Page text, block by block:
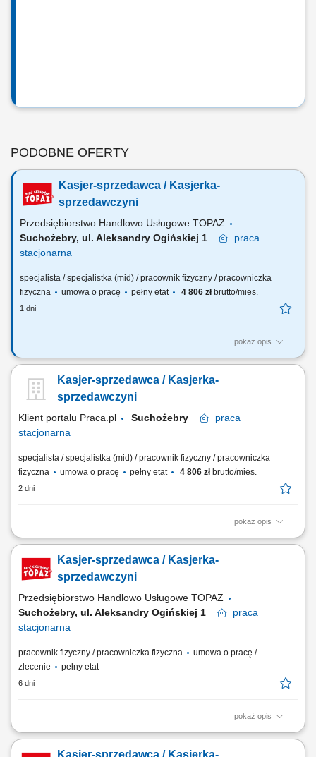
PODOBNE OFERTY
Kasjer-sprzedawca / Kasjerka-
sprzedawczyni
Przedsiębiorstwo Handlowo Usługowe TOPAZ
Suchożebry, ul. Aleksandry Ogińskiej 1
praca
stacjonarna
specjalista / specjalistka (mid) / pracownik fizyczny / pracowniczka
fizyczna
umowa o pracę pełny etat 4 806 złbrutto/mies.
1 dni
pokaż opis
Twoje główne zadania: zapewnienie profesjonalnej obsługi Klientów
właściwą ekspozycję produktów monitorowanie terminów przydatności
do spożycia
Kasjer-sprzedawca / Kasjerka-
sprzedawczyni
Klient portalu Praca.pl Suchożebry
praca
stacjonarna
specjalista / specjalistka (mid) / pracownik fizyczny / pracowniczka
fizyczna
umowa o pracę pełny etat 4 806 złbrutto/mies.
2 dni
pokaż opis
bieżąca obsługa klientów oraz kasy fiskalnej; realizacja sprzedaży
produktów; kontrola dat ważności towarów; praca zmianowa w systemie
2-zmianowym; utrzymywanie porządku na stanowisku pracy;
Kasjer-sprzedawca / Kasjerka-
sprzedawczyni
Przedsiębiorstwo Handlowo Usługowe TOPAZ
Suchożebry, ul. Aleksandry Ogińskiej 1
praca
stacjonarna
pracownik fizyczny / pracowniczka fizyczna
umowa o pracę /
zlecenie
pełny etat
6 dni
pokaż opis
Twoje zadania: Praca fizyczna w dziale warzyw i owoców. Obsługa kasy
Kasjer-sprzedawca / Kasjerka-